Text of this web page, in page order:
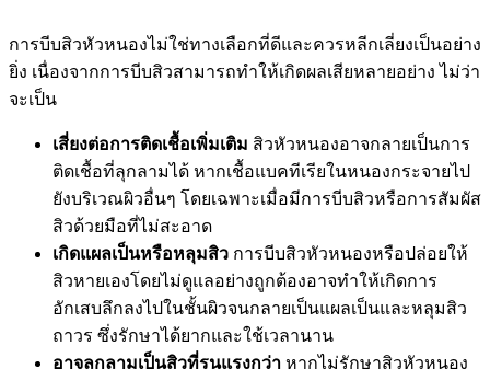
การบีบสิวหัวหนองไม่ใช่ทางเลือกที่ดีและควรหลีกเลี่ยงเป็นอย่าง
ยิ่ง เนื่องจากการบีบสิวสามารถทำให้เกิดผลเสียหลายอย่าง ไม่ว่า
จะเป็น
เสี่ยงต่อการติดเชื้อเพิ่มเติม สิวหัวหนองอาจกลายเป็นการ
ติดเชื้อที่ลุกลามได้ หากเชื้อแบคทีเรียในหนองกระจายไป
ยังบริเวณผิวอื่นๆ โดยเฉพาะเมื่อมีการบีบสิวหรือการสัมผัส
สิวด้วยมือที่ไม่สะอาด
เกิดแผลเป็นหรือหลุมสิว การบีบสิวหัวหนองหรือปล่อยให้
สิวหายเองโดยไม่ดูแลอย่างถูกต้องอาจทำให้เกิดการ
อักเสบลึกลงไปในชั้นผิวจนกลายเป็นแผลเป็นและหลุมสิว
ถาวร ซึ่งรักษาได้ยากและใช้เวลานาน
อาจลุกลามเป็นสิวที่รุนแรงกว่า หากไม่รักษาสิวหัวหนอง